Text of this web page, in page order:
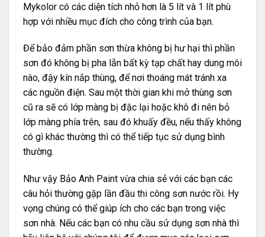
Mykolor có các diện tích nhỏ hơn là 5 lít và 1 lít phù
hợp với nhiều mục đích cho công trình của bạn.
Để bảo đảm phần sơn thừa không bị hư hại thì phần
sơn đó không bị pha lẫn bất kỳ tạp chất hay dung môi
nào, đậy kín nắp thùng, để nơi thoáng mát tránh xa
các nguồn điện. Sau một thời gian khi mở thùng sơn
cũ ra sẽ có lớp màng bị đặc lại hoặc khô đi nên bỏ
lớp màng phía trên, sau đó khuấy đều, nếu thấy không
có gì khác thường thì có thể tiếp tục sử dụng bình
thường.
Như vậy Bảo Anh Paint vừa chia sẻ với các bạn các
câu hỏi thường gặp lần đầu thi công sơn nước rồi. Hy
vọng chúng có thể giúp ích cho các bạn trong việc
sơn nhà. Nếu các bạn có nhu cầu sử dụng sơn nhà thì